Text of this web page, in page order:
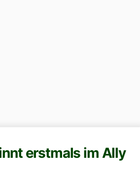
erstmals im Ally